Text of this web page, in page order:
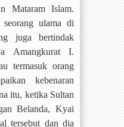
Mataram Islam.
ulama di
juga bertindak
Amangkurat I.
termasuk orang
kebenaran
itu, ketika Sultan
Belanda, Kyai
tersebut dan dia